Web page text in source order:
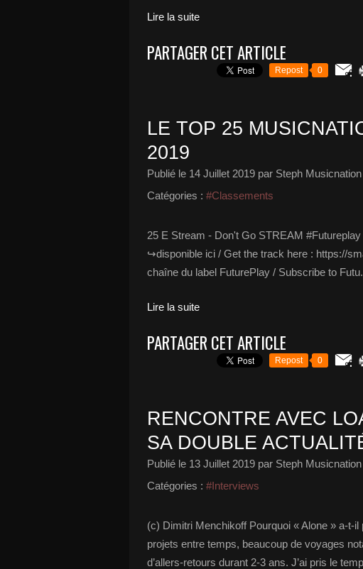
Lire la suite
PARTAGER CET ARTICLE
Repost 0
LE TOP 25
2019
Publié le 14 Juillet 2019 par Steph Musicnation
Catégories : #Classements
25 E Stream - Don't Go STREAM
↪︎disponible ici / Get the track here : https://
chaîne du label FuturePlay / Subscribe to
Lire la suite
PARTAGER CET ARTICLE
Repost 0
RENCONTRE AVEC
SA DOUBLE
Publié le 13 Juillet 2019 par Steph Musicnation
Catégories : #Interviews
(c) Dimitri Menchikoff Pourquoi « Alone » a-t-
projets entre temps, beaucoup de voyages
d’allers-retours durant 2-3 ans. J’ai pris le